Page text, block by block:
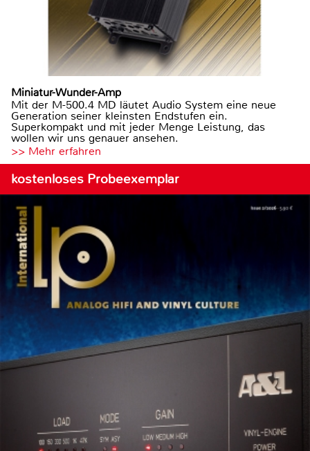
Miniatur-Wunder-Amp
Mit der M-500.4 MD läutet Audio System eine neue
Generation seiner kleinsten Endstufen ein.
Superkompakt und mit jeder Menge Leistung, das
wollen wir uns genauer ansehen.
>> Mehr erfahren
kostenloses Probeexemplar